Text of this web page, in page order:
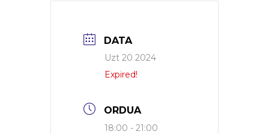
DATA
Uzt 20 2024
Expired!
ORDUA
18:00 - 21:00